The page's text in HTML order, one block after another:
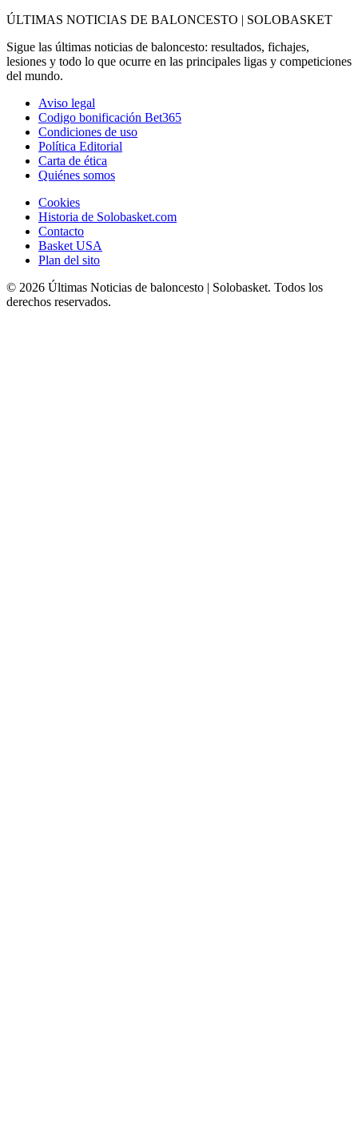
ÚLTIMAS NOTICIAS DE BALONCESTO | SOLOBASKET
Sigue las últimas noticias de baloncesto: resultados, fichajes,
lesiones y todo lo que ocurre en las principales ligas y competiciones
del mundo.
Aviso legal
Codigo bonificación Bet365
Condiciones de uso
Política Editorial
Carta de ética
Quiénes somos
Cookies
Historia de Solobasket.com
Contacto
Basket USA
Plan del sito
© 2026 Últimas Noticias de baloncesto | Solobasket. Todos los
derechos reservados.